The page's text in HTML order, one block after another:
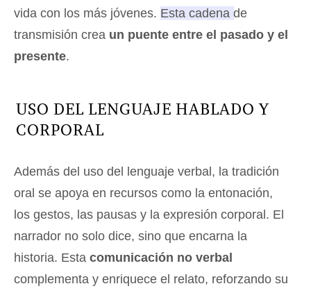
vida con los más jóvenes. Esta cadena de
transmisión crea un puente entre el pasado y el
presente.
USO DEL LENGUAJE HABLADO Y
CORPORAL
Además del uso del lenguaje verbal, la tradición
oral se apoya en recursos como la entonación,
los gestos, las pausas y la expresión corporal. El
narrador no solo dice, sino que encarna la
historia. Esta comunicación no verbal
complementa y enriquece el relato, reforzando su